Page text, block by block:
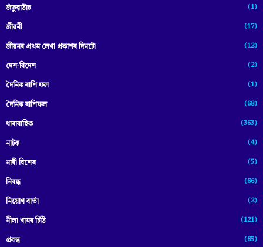
জঁতুৱাঠাঁচ (1)
জীৱনী (17)
জীৱনৰ প্ৰথম লেখা প্ৰকাশৰ দিনটো (12)
দেশ-বিদেশ (2)
দৈনিক ৰাশি ফল (1)
দৈনিক ৰাশিফল (68)
ধাৰাবাহিক (363)
নাটক (4)
নাৰী বিশেষ (5)
নিবন্ধ (66)
নিয়োগ বাৰ্তা (2)
নীলা খামৰ চিঠি (121)
প্রবন্ধ (65)